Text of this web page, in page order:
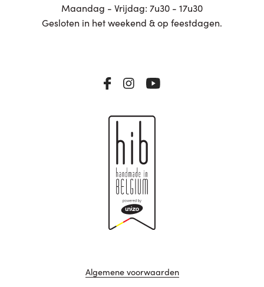
Maandag - Vrijdag: 7u30 - 17u30
Gesloten in het weekend & op feestdagen.
Algemene voorwaarden